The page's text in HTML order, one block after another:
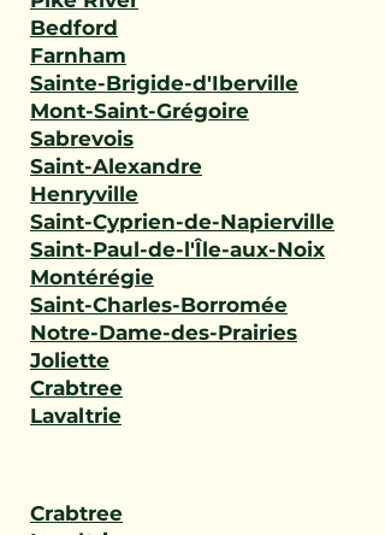
Bedford
Farnham
Sainte-Brigide-d'Iberville
Mont-Saint-Grégoire
Sabrevois
Saint-Alexandre
Henryville
Saint-Cyprien-de-Napierville
Saint-Paul-de-l'Île-aux-Noix
Montérégie
Saint-Charles-Borromée
Notre-Dame-des-Prairies
Joliette
Crabtree
Lavaltrie
Crabtree